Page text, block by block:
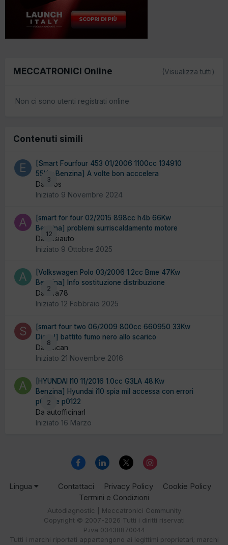
MECCATRONICI Online (Visualizza tutti)
Non ci sono utenti registrati online
Contenuti simili
3
[Smart Fourfour 453 01/2006 1100cc 134910
55Kw Benzina] A volte bon acccelera
Da Eros
Iniziato 9 Novembre 2024
12
[smart for four 02/2015 898cc h4b 66Kw
Benzina] problemi surriscaldamento motore
Da assiauto
Iniziato 9 Ottobre 2025
2
[Volkswagen Polo 03/2006 1.2cc Bme 47Kw
Benzina] Info sostituzione distribuzione
Da alfa78
Iniziato 12 Febbraio 2025
8
[smart four two 06/2009 800cc 660950 33Kw
Diesel] battito fumo nero allo scarico
Da scican
Iniziato 21 Novembre 2016
2
[HYUNDAI I10 11/2016 1.0cc G3LA 48.Kw
Benzina] Hyundai i10 spia mil accessa con errori
p0121 e p0122
Da autofficinarl
Iniziato 16 Marzo
Lingua Contattaci Privacy Policy
Cookie Policy
Termini e Condizioni
Autodiagnostic | Meccatronici Community
Copyright © 2007-2026 Tutti i diritti riservati
P.iva 03438870044
Tutti i marchi riportati appartengono ai legittimi proprietari; marchi